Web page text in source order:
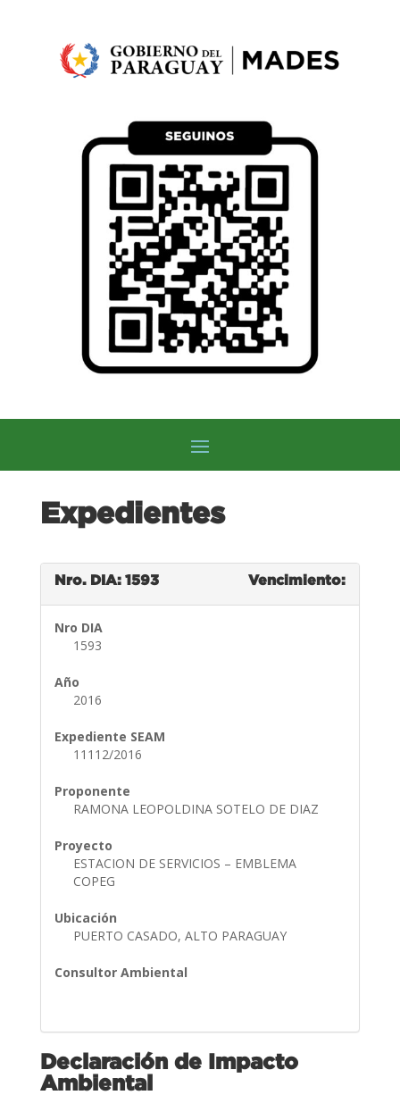
Expedientes
Nro. DIA: 1593 Vencimiento:
Nro DIA
1593
Año
2016
Expediente SEAM
11112/2016
Proponente
RAMONA LEOPOLDINA SOTELO DE DIAZ
Proyecto
ESTACION DE SERVICIOS – EMBLEMA
COPEG
Ubicación
PUERTO CASADO, ALTO PARAGUAY
Consultor Ambiental
Declaración de Impacto
Ambiental